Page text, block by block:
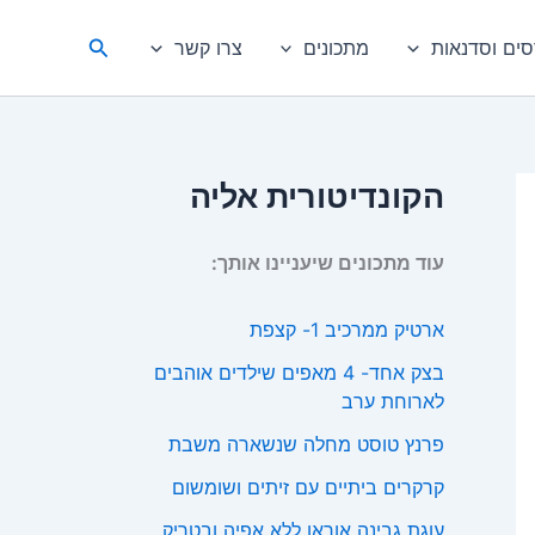
וסדנאות מתכונים צרו קשר חיפוש
הקונדיטורית אליה
עוד מתכונים שיעניינו אותך:
ארטיק ממרכיב 1- קצפת
בצק אחד- 4 מאפים שילדים אוהבים
לארוחת ערב
פרנץ טוסט מחלה שנשארה משבת
קרקרים ביתיים עם זיתים ושומשום